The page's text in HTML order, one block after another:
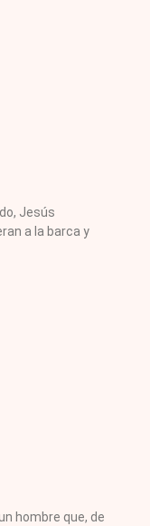
Jesús
a la barca y
hombre que, de